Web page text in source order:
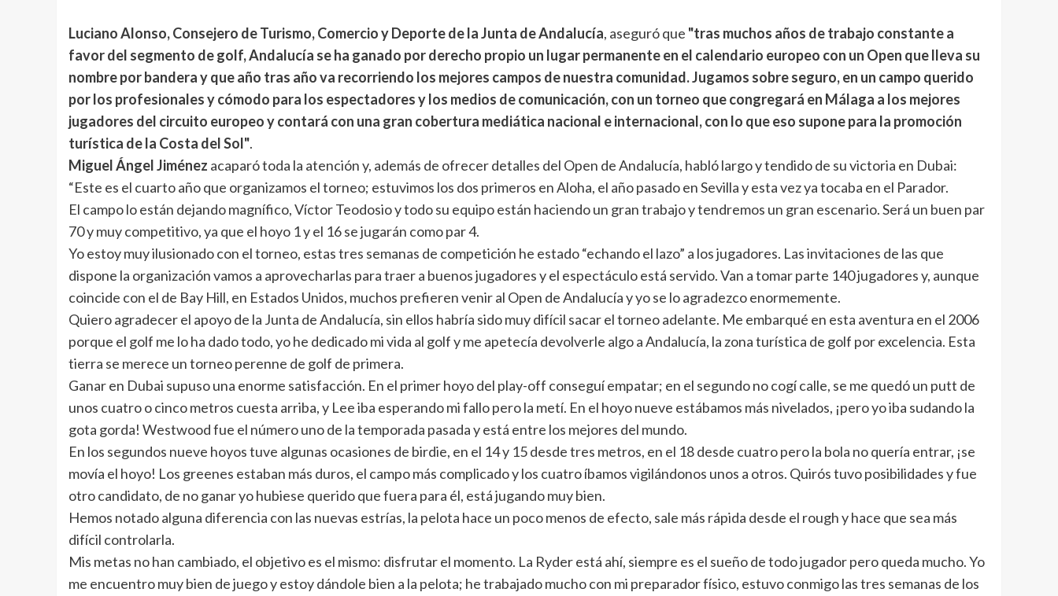
Luciano Alonso, Consejero de Turismo, Comercio y Deporte de la Junta de Andalucía, aseguró que "tras muchos años de trabajo constante a
favor del segmento de golf, Andalucía se ha ganado por derecho propio un lugar permanente en el calendario europeo con un Open que lleva su
nombre por bandera y que año tras año va recorriendo los mejores campos de nuestra comunidad. Jugamos sobre seguro, en un campo querido
por los profesionales y cómodo para los espectadores y los medios de comunicación, con un torneo que congregará en Málaga a los mejores
jugadores del circuito europeo y contará con una gran cobertura mediática nacional e internacional, con lo que eso supone para la promoción
turística de la Costa del Sol".
Miguel Ángel Jiménez acaparó toda la atención y, además de ofrecer detalles del Open de Andalucía, habló largo y tendido de su victoria en Dubai:
“Este es el cuarto año que organizamos el torneo; estuvimos los dos primeros en Aloha, el año pasado en Sevilla y esta vez ya tocaba en el Parador.
El campo lo están dejando magnífico, Víctor Teodosio y todo su equipo están haciendo un gran trabajo y tendremos un gran escenario. Será un buen par
70 y muy competitivo, ya que el hoyo 1 y el 16 se jugarán como par 4.
Yo estoy muy ilusionado con el torneo, estas tres semanas de competición he estado “echando el lazo” a los jugadores. Las invitaciones de las que
dispone la organización vamos a aprovecharlas para traer a buenos jugadores y el espectáculo está servido. Van a tomar parte 140 jugadores y, aunque
coincide con el de Bay Hill, en Estados Unidos, muchos prefieren venir al Open de Andalucía y yo se lo agradezco enormemente.
Quiero agradecer el apoyo de la Junta de Andalucía, sin ellos habría sido muy difícil sacar el torneo adelante. Me embarqué en esta aventura en el 2006
porque el golf me lo ha dado todo, yo he dedicado mi vida al golf y me apetecía devolverle algo a Andalucía, la zona turística de golf por excelencia. Esta
tierra se merece un torneo perenne de golf de primera.
Ganar en Dubai supuso una enorme satisfacción. En el primer hoyo del play-off conseguí empatar; en el segundo no cogí calle, se me quedó un putt de
unos cuatro o cinco metros cuesta arriba, y Lee iba esperando mi fallo pero la metí. En el hoyo nueve estábamos más nivelados, ¡pero yo iba sudando la
gota gorda! Westwood fue el número uno de la temporada pasada y está entre los mejores del mundo.
En los segundos nueve hoyos tuve algunas ocasiones de birdie, en el 14 y 15 desde tres metros, en el 18 desde cuatro pero la bola no quería entrar, ¡se
movía el hoyo! Los greenes estaban más duros, el campo más complicado y los cuatro íbamos vigilándonos unos a otros. Quirós tuvo posibilidades y fue
otro candidato, de no ganar yo hubiese querido que fuera para él, está jugando muy bien.
Hemos notado alguna diferencia con las nuevas estrías, la pelota hace un poco menos de efecto, sale más rápida desde el rough y hace que sea más
difícil controlarla.
Mis metas no han cambiado, el objetivo es el mismo: disfrutar el momento. La Ryder está ahí, siempre es el sueño de todo jugador pero queda mucho. Yo
me encuentro muy bien de juego y estoy dándole bien a la pelota; he trabajado mucho con mi preparador físico, estuvo conmigo las tres semanas de los